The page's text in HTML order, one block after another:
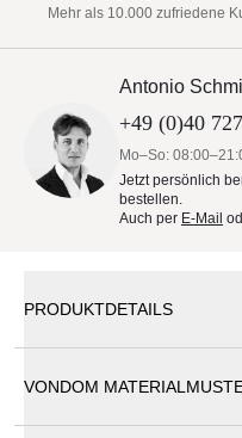
Mehr als 10.000 zufriedene
Antonio
+49 (0)40
Mo–So:
Jetzt persönlich
bestellen.
Auch per E-Mail
PRODUKTDETAILS
Vondom
VONDOM